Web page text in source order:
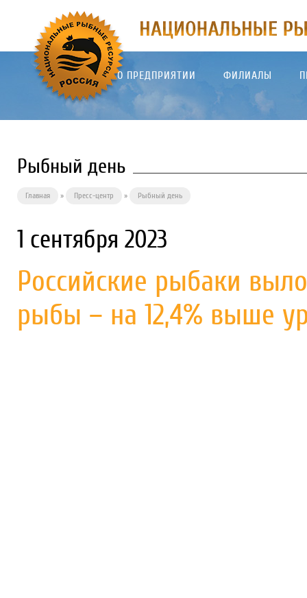
О ПРЕДПРИЯТИИ ФИЛИАЛЫ
Рыбный день
Главная » Пресс-центр » Рыбный день
1 сентября 2023
Российские рыбаки
рыбы – на 12,4% выше